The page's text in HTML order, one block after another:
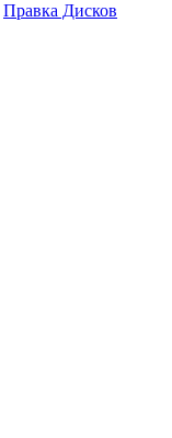
Правка Дисков